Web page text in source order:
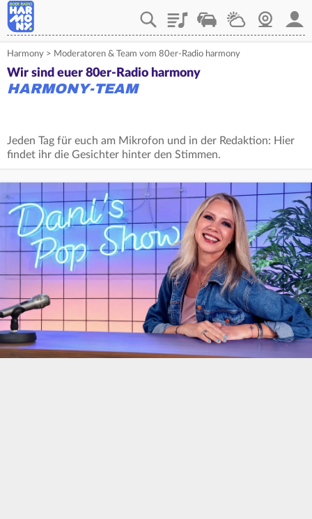
PlaylistVerkehrWetterWebcam
Harmony > Moderatoren & Team vom 80er-Radio harmony
Wir sind euer 80er-Radio harmony
HARMONY-TEAM
Jeden Tag für euch am Mikrofon und in der Redaktion: Hier
findet ihr die Gesichter hinter den Stimmen.